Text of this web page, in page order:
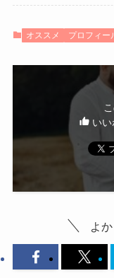
オススメ プロフィー
い
よ